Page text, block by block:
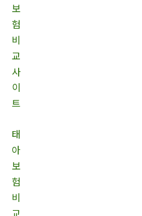
보
험
비
교
사
이
트
태
아
보
험
비
교